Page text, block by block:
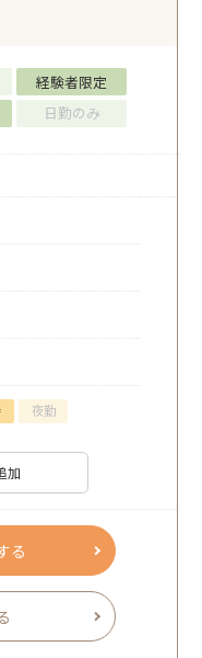
経験者限定
日勤のみ
夜勤
加
る